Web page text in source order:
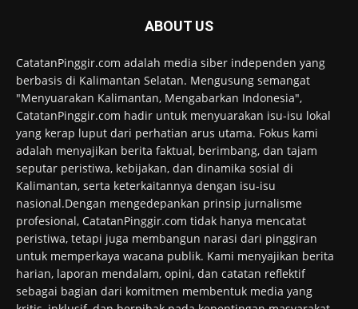
ABOUT US
CatatanPinggir.com adalah media siber independen yang
berbasis di Kalimantan Selatan. Mengusung semangat
"Menyuarakan Kalimantan, Mengabarkan Indonesia",
CatatanPinggir.com hadir untuk menyuarakan isu-isu lokal
yang kerap luput dari perhatian arus utama. Fokus kami
adalah menyajikan berita faktual, berimbang, dan tajam
seputar peristiwa, kebijakan, dan dinamika sosial di
Kalimantan, serta keterkaitannya dengan isu-isu
nasional.Dengan mengedepankan prinsip jurnalisme
profesional, CatatanPinggir.com tidak hanya mencatat
peristiwa, tetapi juga membangun narasi dari pinggiran
untuk memperkaya wacana publik. Kami menyajikan berita
harian, laporan mendalam, opini, dan catatan reflektif
sebagai bagian dari komitmen membentuk media yang